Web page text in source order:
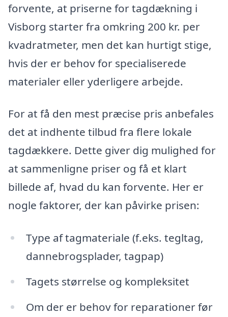
forvente, at priserne for tagdækning i
Visborg starter fra omkring 200 kr. per
kvadratmeter, men det kan hurtigt stige,
hvis der er behov for specialiserede
materialer eller yderligere arbejde.
For at få den mest præcise pris anbefales
det at indhente tilbud fra flere lokale
tagdækkere. Dette giver dig mulighed for
at sammenligne priser og få et klart
billede af, hvad du kan forvente. Her er
nogle faktorer, der kan påvirke prisen:
Type af tagmateriale (f.eks. tegltag,
dannebrogsplader, tagpap)
Tagets størrelse og kompleksitet
Om der er behov for reparationer før